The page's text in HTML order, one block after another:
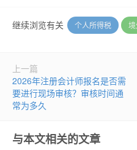
继续浏览有关 个人所得税
上一篇
2026年注册会计师报名是否需
要进行现场审核？审核时间通
常为多久
与本文相关的文章